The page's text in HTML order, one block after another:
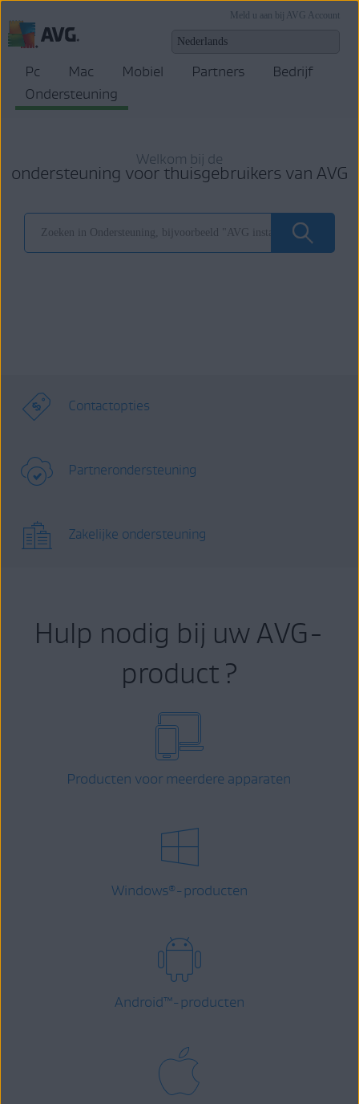
Meld u aan bij AVG Account
Pc Mac Mobiel Partners
Bedrijf
Ondersteuning
Welkom bij de
ondersteuning voor thuisgebruikers van AVG
Contactopties
Partnerondersteuning
Zakelijke ondersteuning
Hulp nodig bij uw AVG-
product ?
Producten voor meerdere apparaten
Windows® -producten
Android™-producten